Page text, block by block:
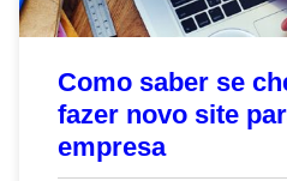
Como saber se
fazer novo site
empresa